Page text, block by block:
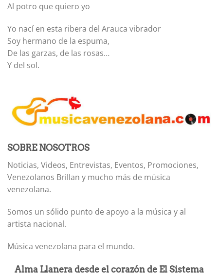
Al potro que quiero yo
Yo nací en esta ribera del Arauca vibrador
Soy hermano de la espuma,
De las garzas, de las rosas…
Y del sol.
SOBRE NOSOTROS
Noticias, Videos, Entrevistas, Eventos, Promociones,
Venezolanos Brillan y mucho más de música
venezolana.
Somos un sólido punto de apoyo a la música y al
artista nacional.
Música venezolana para el mundo.
Alma Llanera desde el corazón de El Sistema